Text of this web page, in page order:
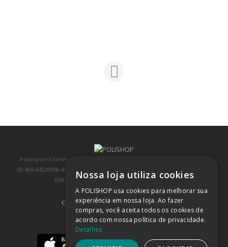
Polimport Comércio e Exportação LTDA, inscrita no CNPJ/MF sob o nº
00.436.042/0008-46, IE 407.458.707.103, com sede na Rua Kanebo, nº 175,
Distrito Industrial, Jundiaí/SP, CEP: 13213-090
COMPRA 100% SEGURA (SAIBA MAIS)
BAIXE NOSSO APP
Nossa loja utiliza cookies
A POLISHOP usa cookies para melhorar sua
experiência em nossa loja. Ao fazer
compras, você aceita todos os cookies de
acordo com nossa política de privacidade.
Detalhes